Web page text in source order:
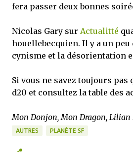
fera passer deux bonnes
Nicolas Gary sur Actualitté
houellebecquien. Il y a un peu
cynisme et la désorientation
Si vous ne savez toujours pas
d20 et consultez la table des
Mon Donjon, Mon Dragon, Lilian
AUTRES PLANÈTE SF